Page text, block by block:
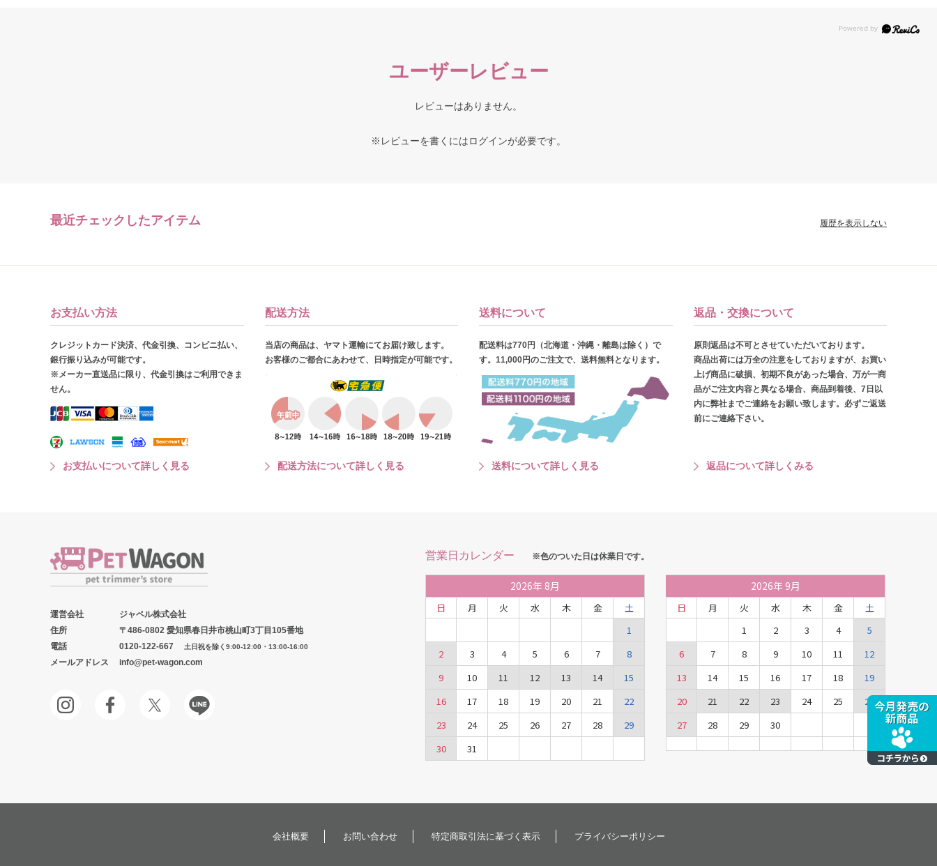
ユーザーレビュー
レビューはありません。
※レビューを書くにはログインが必要です。
最近チェックしたアイテム 履歴を表示しない
お支払い方法
クレジットカード決済、代金引換、コンビニ払い、
銀行振り込みが可能です。
※メーカー直送品に限り、代金引換はご利用できま
せん。
お支払いについて詳しく見る
配送方法
当店の商品は、ヤマト運輸にてお届け致します。
お客様のご都合にあわせて、日時指定が可能です。
配送方法について詳しく見る
送料について
配送料は770円（北海道・沖縄・離島は除く）で
す。11,000円のご注文で、送料無料となります。
送料について詳しく見る
返品・交換について
原則返品は不可とさせていただいております。
商品出荷には万全の注意をしておりますが、お買い
上げ商品に破損、初期不良があった場合、万が一商
品がご注文内容と異なる場合、商品到着後、7日以
内に弊社までご連絡をお願い致します。必ずご返送
前にご連絡下さい。
返品について詳しくみる
運営会社
ジャペル株式会社
住所
〒486-0802 愛知県春日井市桃山町3丁目105番地
電話
0120-122-667 土日祝を除く9:00-12:00・13:00-16:00
メールアドレス info@pet-wagon.com
営業日カレンダー ※色のついた日は休業日です。
2026年 8月
日 月 火 水 木 金
土
1
2
3 4 5 6 7
8
9
10 11 12 13 14
15
16
17 18 19 20 21
22
23
24 25 26 27 28
29
30
31
2026年 9月
日 月 火 水 木 金
土
1
2 3 4
5
6
7 8 9 10 11
12
13
14 15 16 17 18
19
20
21 22 23 24 25
26
27
28 29 30
会社概要 お問い合わせ 特定商取引法に基づく表示 プライバシーポリシー